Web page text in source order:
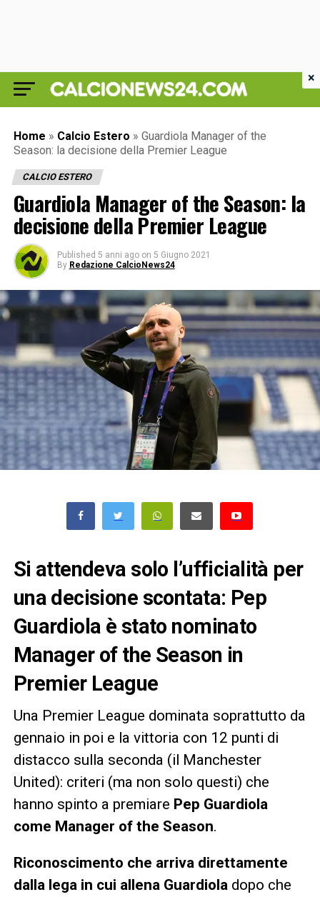
Home » Calcio Estero » Guardiola Manager of the
Season: la decisione della Premier League
CALCIO ESTERO
Guardiola Manager of the Season: la
decisione della Premier League
Published 5 anni ago on 5 Giugno 2021
By Redazione CalcioNews24
Si attendeva solo l’ufficialità per
una decisione scontata: Pep
Guardiola è stato nominato
Manager of the Season in
Premier League
Una Premier League dominata soprattutto da
gennaio in poi e la vittoria con 12 punti di
distacco sulla seconda (il Manchester
United): criteri (ma non solo questi) che
hanno spinto a premiare Pep Guardiola
come Manager of the Season.
Riconoscimento che arriva direttamente
dalla lega in cui allena Guardiola dopo che
×